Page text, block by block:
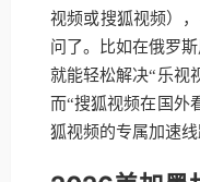
视频或搜狐视频）
问了。比如在俄罗
就能轻松解决“乐视
而“搜狐视频在国外
狐视频的专属加速线